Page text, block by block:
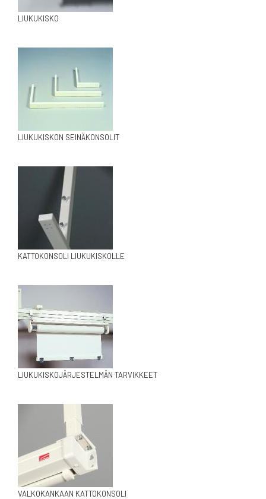
LIUKUKISKO
LIUKUKISKON SEINÄKONSOLIT
KATTOKONSOLI LIUKUKISKOLLE
LIUKUKISKOJÄRJESTELMÄN TARVIKKEET
VALKOKANKAAN KATTOKONSOLI